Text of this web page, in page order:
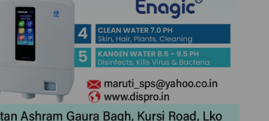
एवं
उत्तर प्रदेश लखनऊ